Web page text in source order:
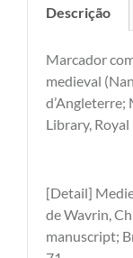
Descrição
Marcador
medieval
d’Angleterre;
Library,
[Detail]
de Wavrin,
manuscript;